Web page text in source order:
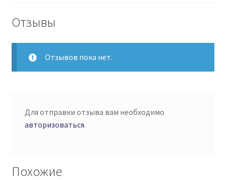
Отзывы
Отзывов пока нет.
Для отправки отзыва вам необходимо
авторизоваться.
Похожие